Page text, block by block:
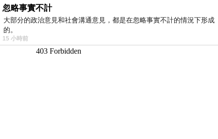
忽略事實不計
大部分的政治意見和社會溝通意見，都是在忽略事實不計的情況下形成
的。
15 小時前